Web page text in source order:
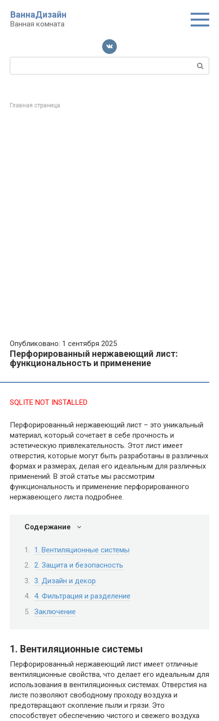
контенту
ВаннаДизайн
Ванная комната
Поиск:
Главная страница
Опубликовано: 1 сентября 2025
Перфорированный нержавеющий лист:
функциональность и применение
SQLITE NOT INSTALLED
Перфорированный нержавеющий лист – это уникальный
материал, который сочетает в себе прочность и
эстетическую привлекательность. Этот лист имеет
отверстия, которые могут быть разработаны в различных
формах и размерах, делая его идеальным для различных
применений. В этой статье мы рассмотрим
функциональность и применение перфорированного
нержавеющего листа подробнее.
Содержание
1. Вентиляционные системы
2. Защита и безопасность
3. Дизайн и декор
4. Фильтрация и разделение
Заключение
1. Вентиляционные системы
Перфорированный нержавеющий лист имеет отличные
вентиляционные свойства, что делает его идеальным для
использования в вентиляционных системах. Отверстия на
листе позволяют свободному проходу воздуха и
предотвращают скопление пыли и грязи. Это
способствует обеспечению чистого и свежего воздуха